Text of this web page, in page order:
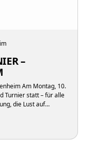
–
Am Montag, 10.
Turnier statt – für alle
die Lust auf